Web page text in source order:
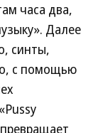
часа два,
Далее
синты,
с помощью